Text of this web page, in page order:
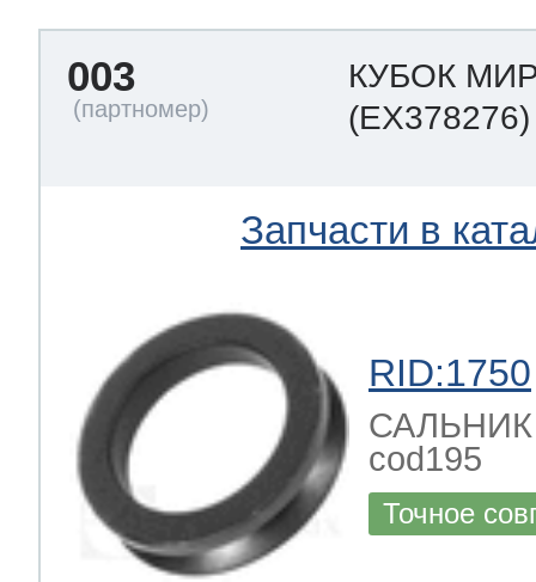
003
КУБОК
(EX378276)
Запчасти в
RID:1750
САЛЬНИК
cod195
Точное